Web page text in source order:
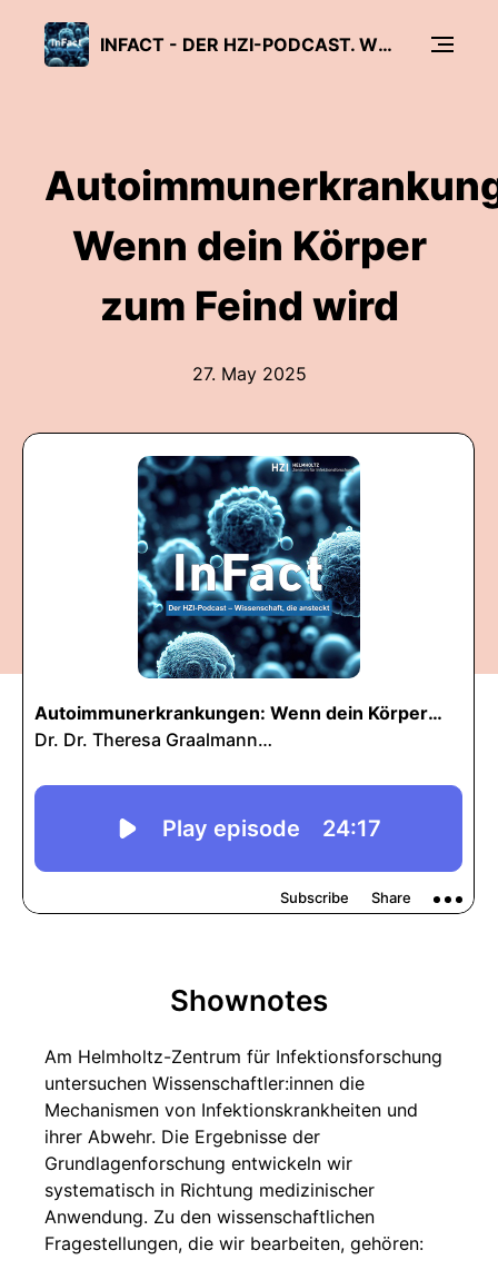
INFACT - DER HZI-PODCAST. WISSENSCHAFT, DIE ANSTECKT.
Wenn dein Körper
zum Feind wird
27. May 2025
Shownotes
Am Helmholtz-Zentrum für Infektionsforschung
untersuchen Wissenschaftler:innen die
Mechanismen von Infektionskrankheiten und
ihrer Abwehr. Die Ergebnisse der
Grundlagenforschung entwickeln wir
systematisch in Richtung medizinischer
Anwendung. Zu den wissenschaftlichen
Fragestellungen, die wir bearbeiten, gehören: